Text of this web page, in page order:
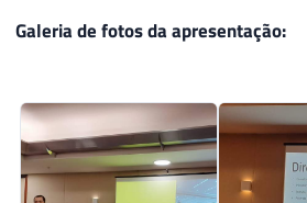
Galeria de fotos da apresentação: